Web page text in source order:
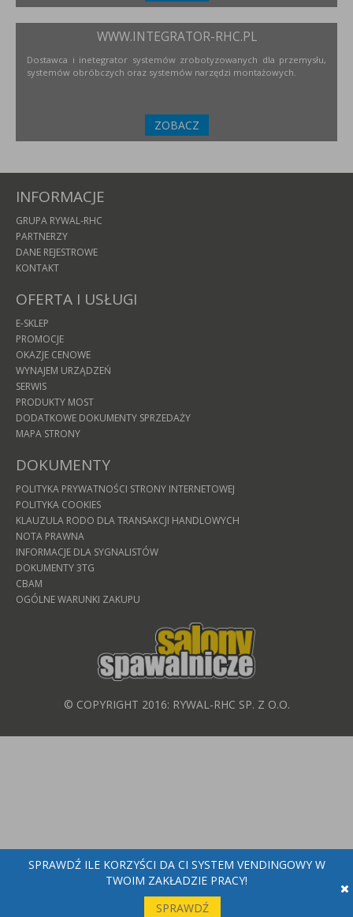
WWW.INTEGRATOR-RHC.PL
Dostawca i inetegrator systemów zrobotyzowanych dla przemysłu,
systemów obróbczych oraz systemów narzędzi montażowych.
ZOBACZ
INFORMACJE
GRUPA RYWAL-RHC
PARTNERZY
DANE REJESTROWE
KONTAKT
OFERTA I USŁUGI
E-SKLEP
PROMOCJE
OKAZJE CENOWE
WYNAJEM URZĄDZEŃ
SERWIS
PRODUKTY MOST
DODATKOWE DOKUMENTY SPRZEDAŻY
MAPA STRONY
DOKUMENTY
POLITYKA PRYWATNOŚCI STRONY INTERNETOWEJ
POLITYKA COOKIES
KLAUZULA RODO DLA TRANSAKCJI HANDLOWYCH
NOTA PRAWNA
INFORMACJE DLA SYGNALISTÓW
DOKUMENTY 3TG
CBAM
OGÓLNE WARUNKI ZAKUPU
© COPYRIGHT 2016: RYWAL-RHC SP. Z O.O.
SPRAWDŹ ILE KORZYŚCI DA CI SYSTEM VENDINGOWY W
TWOIM ZAKŁADZIE PRACY!
SPRAWDŹ